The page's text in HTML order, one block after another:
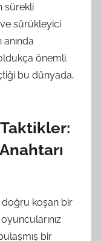
sürekli
sürükleyici
önemli.
bu dünyada,
doğru koşan bir
bir